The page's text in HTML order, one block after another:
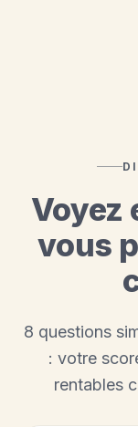
Voyez
vous
8 questions
: votre
rentables